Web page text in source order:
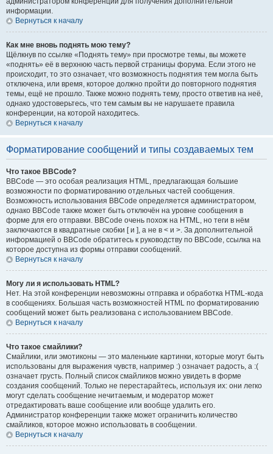
информации.
Вернуться к началу
Как мне вновь поднять мою тему?
Щёлкнув по ссылке «Поднять тему» при просмотре темы, вы можете
«поднять» её в верхнюю часть первой страницы форума. Если этого не
происходит, то это означает, что возможность поднятия тем могла быть
отключена, или время, которое должно пройти до повторного поднятия
темы, ещё не прошло. Также можно поднять тему, просто ответив на неё,
однако удостоверьтесь, что тем самым вы не нарушаете правила
конференции, на которой находитесь.
Вернуться к началу
Форматирование сообщений и типы создаваемых тем
Что такое BBCode?
BBCode — это особая реализация HTML, предлагающая большие
возможности по форматированию отдельных частей сообщения.
Возможность использования BBCode определяется администратором,
однако BBCode также может быть отключён на уровне сообщения в
форме для его отправки. BBCode очень похож на HTML, но теги в нём
заключаются в квадратные скобки [ и ], а не в < и >. За дополнительной
информацией о BBCode обратитесь к руководству по BBCode, ссылка на
которое доступна из формы отправки сообщений.
Вернуться к началу
Могу ли я использовать HTML?
Нет. На этой конференции невозможны отправка и обработка HTML-кода
в сообщениях. Большая часть возможностей HTML по форматированию
сообщений может быть реализована с использованием BBCode.
Вернуться к началу
Что такое смайлики?
Смайлики, или эмотиконы — это маленькие картинки, которые могут быть
использованы для выражения чувств, например :) означает радость, а :(
означает грусть. Полный список смайликов можно увидеть в форме
создания сообщений. Только не перестарайтесь, используя их: они легко
могут сделать сообщение нечитаемым, и модератор может
отредактировать ваше сообщение или вообще удалить его.
Администратор конференции также может ограничить количество
смайликов, которое можно использовать в сообщении.
Вернуться к началу